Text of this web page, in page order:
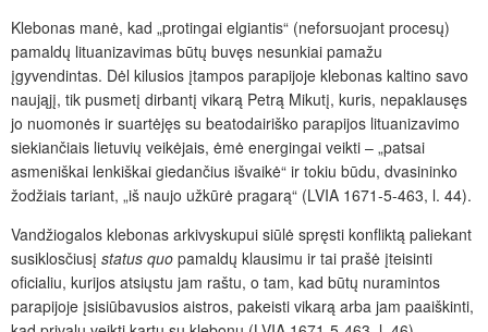
Klebonas manė, kad „protingai elgiantis“ (neforsuojant procesų)
pamaldų lituanizavimas būtų buvęs nesunkiai pamažu
įgyvendintas. Dėl kilusios įtampos parapijoje klebonas kaltino savo
naująjį, tik pusmetį dirbantį vikarą Petrą Mikutį, kuris, nepaklausęs
jo nuomonės ir suartėjęs su beatodairiško parapijos lituanizavimo
siekiančiais lietuvių veikėjais, ėmė energingai veikti – „patsai
asmeniškai lenkiškai giedančius išvaikė“ ir tokiu būdu, dvasininko
žodžiais tariant, „iš naujo užkūrė pragarą“ (LVIA 1671-5-463, l. 44).
Vandžiogalos klebonas arkivyskupui siūlė spręsti konfliktą paliekant
susiklosčiusį status quo pamaldų klausimu ir tai prašė įteisinti
oficialiu, kurijos atsiųstu jam raštu, o tam, kad būtų nuramintos
parapijoje įsisiūbavusios aistros, pakeisti vikarą arba jam paaiškinti,